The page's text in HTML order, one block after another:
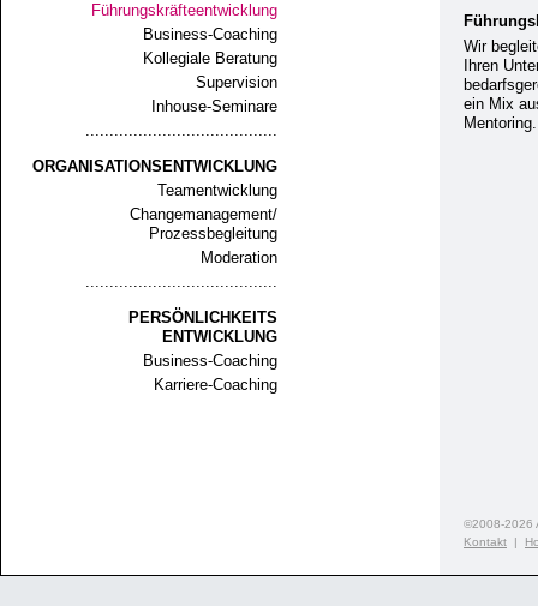
Wir
Ihren
ein Mix
Mentoring.
©2008-2026
Kontakt |
Führungskräfteentwicklung
Business-Coaching
Kollegiale Beratung
Supervision
Inhouse-Seminare
........................................
ORGANISATIONSENTWICKLUNG
Teamentwicklung
Changemanagement/
Prozessbegleitung
Moderation
........................................
PERSÖNLICHKEITS
ENTWICKLUNG
Business-Coaching
Karriere-Coaching